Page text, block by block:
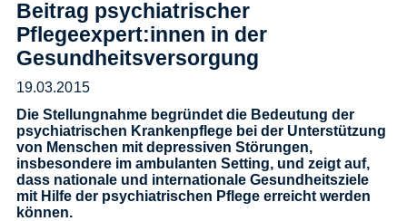
Beitrag psychiatrischer
Pflegeexpert:innen in der
Gesundheitsversorgung
19.03.2015
Die Stellungnahme begründet die Bedeutung der
psychiatrischen Krankenpflege bei der Unterstützung
von Menschen mit depressiven Störungen,
insbesondere im ambulanten Setting, und zeigt auf,
dass nationale und internationale Gesundheitsziele
mit Hilfe der psychiatrischen Pflege erreicht werden
können.